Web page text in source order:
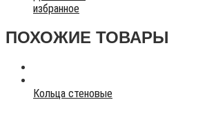
избранное
ПОХОЖИЕ ТОВАРЫ
Кольца стеновые